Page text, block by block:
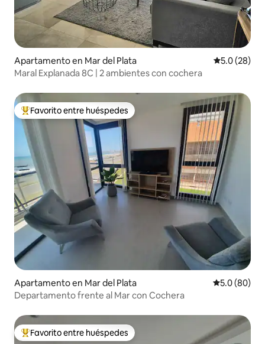
Apartamento en Mar del Plata Calificación
5.0 (28)
Maral Explanada 8C | 2 ambientes con cochera
Favorito entre huéspedes preferido
Favorito entre huéspedes
Apartamento en Mar del Plata Calificación
5.0 (80)
Departamento frente al Mar con Cochera
Favorito entre huéspedes preferido
Favorito entre huéspedes